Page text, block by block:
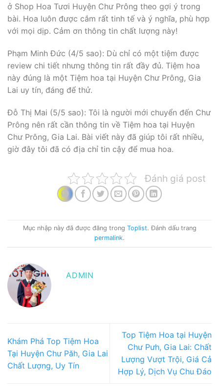
ở Shop Hoa Tươi Huyện Chư Prông theo gợi ý trong
bài. Hoa luôn được cắm rất tinh tế và ý nghĩa, phù hợp
với mọi dịp. Cảm ơn thông tin chất lượng này!
Phạm Minh Đức (4/5 sao): Dù chỉ có một tiệm được
review chi tiết nhưng thông tin rất đầy đủ. Tiệm hoa
này đúng là một Tiệm hoa tại Huyện Chư Prông, Gia
Lai uy tín, đáng để thử.
Đỗ Thị Mai (5/5 sao): Tôi là người mới chuyển đến Chư
Prông nên rất cần thông tin về Tiệm hoa tại Huyện
Chư Prông, Gia Lai. Bài viết này đã giúp tôi rất nhiều,
giờ đây tôi đã có địa chỉ tin cậy để mua hoa.
Đánh giá post
Mục nhập này đã được đăng trong Toplist. Đánh dấu trang
permalink.
ADMIN
Khám Phá Top Tiệm Hoa
Tại Huyện Chư Păh, Gia Lai
Chất Lượng, Uy Tín
Top Tiệm Hoa tại Huyện
Chư Pưh, Gia Lai: Chất
Lượng Vượt Trội, Giá Cả
Hợp Lý, Dịch Vụ Chu Đáo